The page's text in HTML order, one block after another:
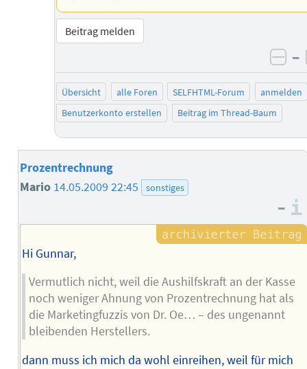
Beitrag melden
–
Übersicht alle Foren SELFHTML-Forum
anmelden
Benutzerkonto erstellen
Beitrag im Thread-Baum
Prozentrechnung
Mario 14.05.2009 22:45 sonstiges
–
Hi Gunnar,
Vermutlich nicht, weil die Aushilfskraft an der Kasse
noch weniger Ahnung von Prozentrechnung hat als
die Marketingfuzzis von Dr. Oe… – des ungenannt
bleibenden Herstellers.
dann muss ich mich da wohl einreihen, weil für mich